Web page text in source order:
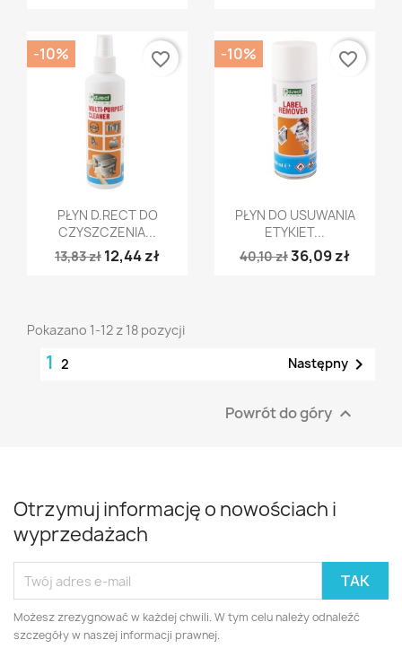
Szybki podgląd
PŁYN D.RECT DO
CZYSZCZENIA...
13,83 zł 12,44 zł
-10% favorite_border
Szybki podgląd
PŁYN DO USUWANIA
ETYKIET...
40,10 zł36,09 zł
-10% favorite_border
Pokazano 1-12 z 18 pozycji
1 2 Następny 
Powrót do góry 
Otrzymuj informację o nowościach i
wyprzedażach
Możesz zrezygnować w każdej chwili. W tym celu należy odnaleźć
szczegóły w naszej informacji prawnej.